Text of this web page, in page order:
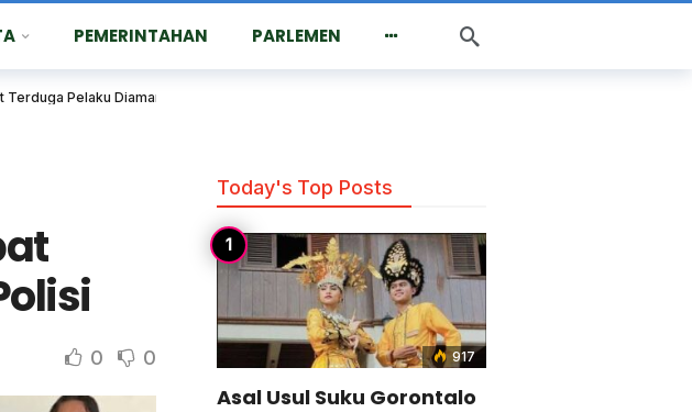
PEMERINTAHAN PARLEMEN
Pelaku Diamankan Polisi
0 0
Today's Top Posts
917
Asal Usul Suku Gorontalo